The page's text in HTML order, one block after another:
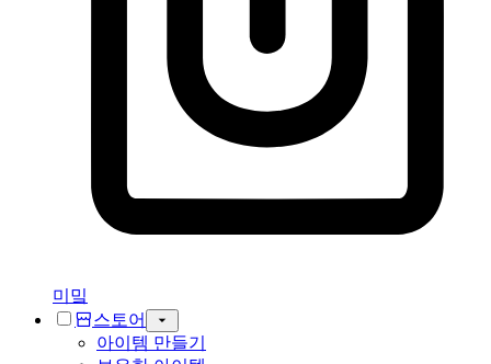
미밐
스토어
아이템 만들기